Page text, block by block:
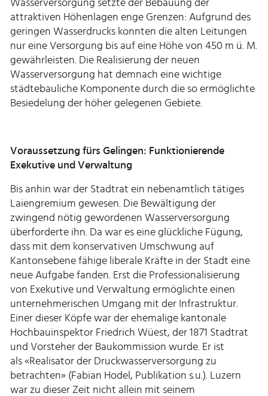
Wasserversorgung setzte der Bebauung der
attraktiven Höhenlagen enge Grenzen: Aufgrund des
geringen Wasserdrucks konnten die alten Leitungen
nur eine Versorgung bis auf eine Höhe von 450 m ü. M.
gewährleisten. Die Realisierung der neuen
Wasserversorgung hat demnach eine wichtige
städtebauliche Komponente durch die so ermöglichte
Besiedelung der höher gelegenen Gebiete.
Voraussetzung fürs Gelingen: Funktionierende
Exekutive und Verwaltung
Bis anhin war der Stadtrat ein nebenamtlich tätiges
Laiengremium gewesen. Die Bewältigung der
zwingend nötig gewordenen Wasserversorgung
überforderte ihn. Da war es eine glückliche Fügung,
dass mit dem konservativen Umschwung auf
Kantonsebene fähige liberale Kräfte in der Stadt eine
neue Aufgabe fanden. Erst die Professionalisierung
von Exekutive und Verwaltung ermöglichte einen
unternehmerischen Umgang mit der Infrastruktur.
Einer dieser Köpfe war der ehemalige kantonale
Hochbauinspektor Friedrich Wüest, der 1871 Stadtrat
und Vorsteher der Baukommission wurde. Er ist
als «Realisator der Druckwasserversorgung zu
betrachten» (Fabian Hodel, Publikation s.u.). Luzern
war zu dieser Zeit nicht allein mit seinem